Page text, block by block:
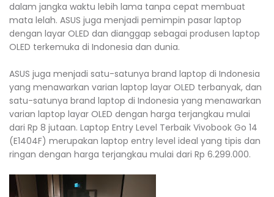
dalam jangka waktu lebih lama tanpa cepat membuat
mata lelah. ASUS juga menjadi pemimpin pasar laptop
dengan layar OLED dan dianggap sebagai produsen laptop
OLED terkemuka di Indonesia dan dunia.
ASUS juga menjadi satu-satunya brand laptop di Indonesia
yang menawarkan varian laptop layar OLED terbanyak, dan
satu-satunya brand laptop di Indonesia yang menawarkan
varian laptop layar OLED dengan harga terjangkau mulai
dari Rp 8 jutaan. Laptop Entry Level Terbaik Vivobook Go 14
(E1404F) merupakan laptop entry level ideal yang tipis dan
ringan dengan harga terjangkau mulai dari Rp 6.299.000.